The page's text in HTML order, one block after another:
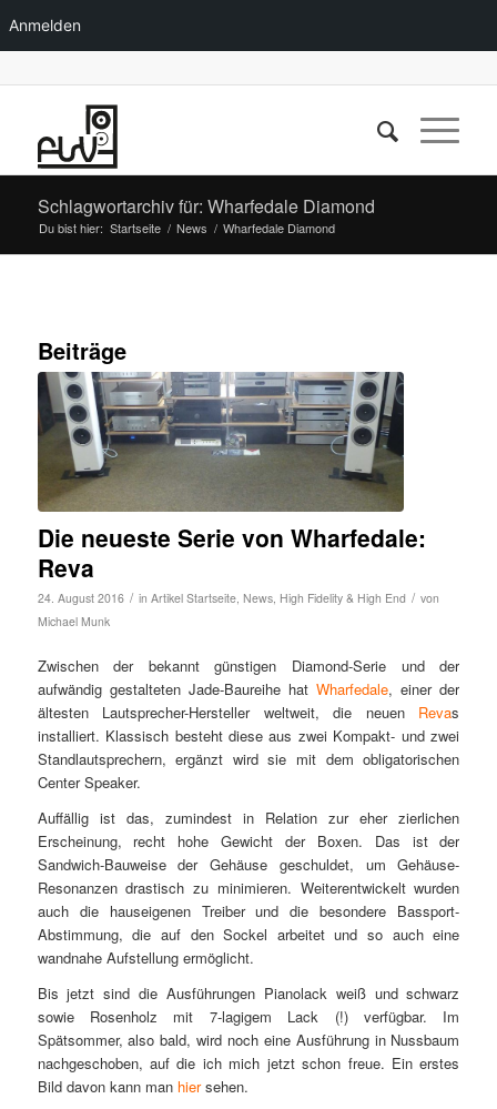
Anmelden
Schlagwortarchiv für: Wharfedale Diamond
Du bist hier: Startseite / News / Wharfedale Diamond
Beiträge
Die neueste Serie von Wharfedale:
Reva
24. August 2016 / in Artikel Startseite, News, High Fidelity & High End / von
Michael Munk
Zwischen der bekannt günstigen Diamond-Serie und der
aufwändig gestalteten Jade-Baureihe hatWharfedale, einer der
ältesten Lautsprecher-Hersteller weltweit, die neuen Revas
installiert. Klassisch besteht diese aus zwei Kompakt- und zwei
Standlautsprechern, ergänzt wird sie mit dem obligatorischen
Center Speaker.
Auffällig ist das, zumindest in Relation zur eher zierlichen
Erscheinung, recht hohe Gewicht der Boxen. Das ist der
Sandwich-Bauweise der Gehäuse geschuldet, um Gehäuse-
Resonanzen drastisch zu minimieren. Weiterentwickelt wurden
auch die hauseigenen Treiber und die besondere Bassport-
Abstimmung, die auf den Sockel arbeitet und so auch eine
wandnahe Aufstellung ermöglicht.
Bis jetzt sind die Ausführungen Pianolack weiß und schwarz
sowie Rosenholz mit 7-lagigem Lack (!) verfügbar. Im
Spätsommer, also bald, wird noch eine Ausführung in Nussbaum
nachgeschoben, auf die ich mich jetzt schon freue. Ein erstes
Bild davon kann man hiersehen.